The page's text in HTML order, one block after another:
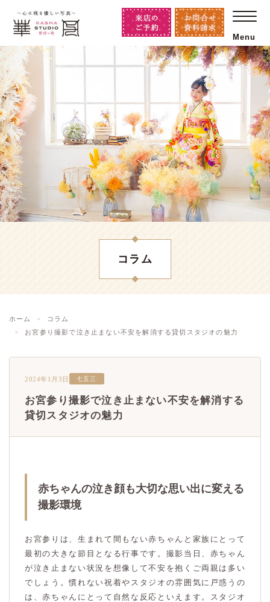
Menu
コラム
ホーム
コラム
お宮参り撮影で泣き止まない不安を解消する貸切スタジオの魅力
2024年1月3日 七五三
お宮参り撮影で泣き止まない不安を解消する
貸切スタジオの魅力
赤ちゃんの泣き顔も大切な思い出に変える
撮影環境
お宮参りは、生まれて間もない赤ちゃんと家族にとって
最初の大きな節目となる行事です。撮影当日、赤ちゃん
が泣き止まない状況を想像して不安を抱くご両親は多い
でしょう。慣れない祝着やスタジオの雰囲気に戸惑うの
は、赤ちゃんにとって自然な反応といえます。スタジオ